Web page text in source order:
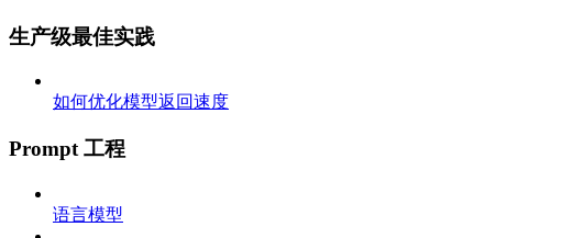
生产级最佳实践
如何优化模型返回速度
Prompt 工程
语言模型